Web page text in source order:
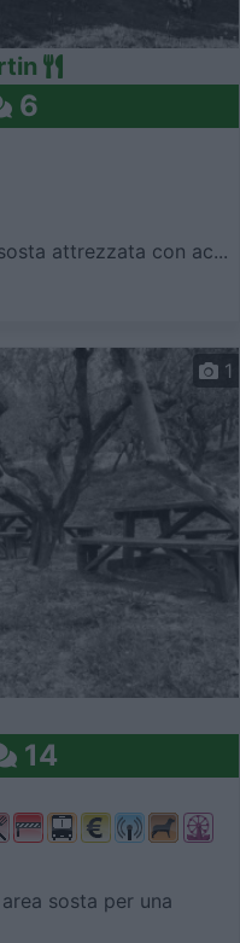
6
attrezzata con ac...
1
14
sosta per una